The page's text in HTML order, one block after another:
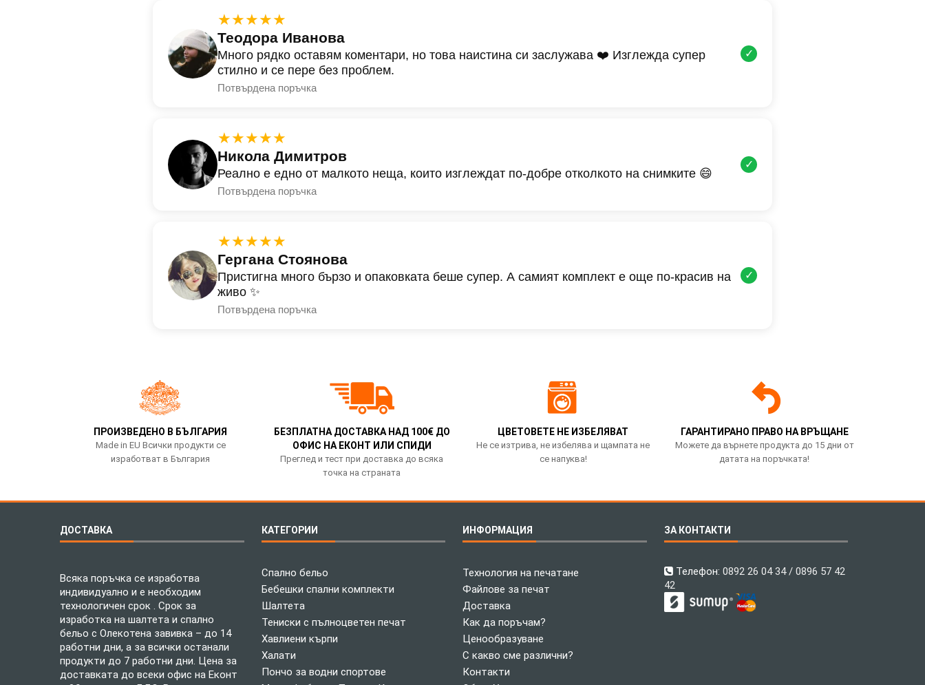
★★★★★
Теодора Иванова
Много рядко оставям коментари, но това наистина си заслужава ❤️ Изглежда супер
стилно и се пере без проблем.
Потвърдена поръчка
✓
★★★★★
Никола Димитров
Реално е едно от малкото неща, които изглеждат по-добре отколкото на снимките 😄
Потвърдена поръчка
✓
★★★★★
Гергана Стоянова
Пристигна много бързо и опаковката беше супер. А самият комплект е още по-красив на
живо ✨
Потвърдена поръчка
✓
ПРОИЗВЕДЕНО В БЪЛГАРИЯ
Made in EU Всички продукти се
изработват в България
БЕЗПЛАТНА ДОСТАВКА НАД 100€ ДО
ОФИС НА ЕКОНТ ИЛИ СПИДИ
Преглед и тест при доставка до всяка
точка на страната
ЦВЕТОВЕТЕ НЕ ИЗБЕЛЯВАТ
Не се изтрива, не избелява и щампата не
се напуква!
ГАРАНТИРАНО ПРАВО НА ВРЪЩАНЕ
Можете да върнете продукта до 15 дни от
датата на поръчката!
ДОСТАВКА
Всяка поръчка се изработва
индивидуално и е необходим
технологичен срок . Срок за
изработка на шалтета и спално
бельо с Олекотена завивка – до 14
работни дни, а за всички останали
продукти до 7 работни дни. Цена за
доставката до всеки офис на Еконт
КАТЕГОРИИ
Спално бельо
Бебешки спални комплекти
Шалтета
Тениски с пълноцветен печат
Хавлиени кърпи
Халати
Пончо за водни спортове
ИНФОРМАЦИЯ
Технология на печатане
Файлове за печат
Доставка
Как да поръчам?
Ценообразуване
С какво сме различни?
Контакти
ЗА КОНТАКТИ
Телефон: 0892 26 04 34 / 0896 57 42
42